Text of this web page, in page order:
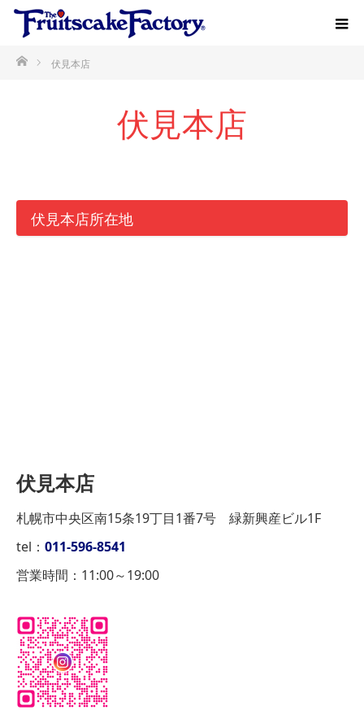
ホーム伏見本店
伏見本店
伏見本店所在地
伏見本店
札幌市中央区南15条19丁目1番7号 緑新興産ビル1F
tel： 011-596-8541
営業時間：11:00～19:00